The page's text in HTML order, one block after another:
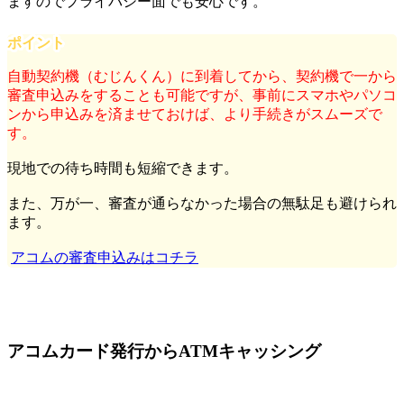
ポイント
自動契約機（むじんくん）に到着してから、契約機で一から
審査申込みをすることも可能ですが、事前にスマホやパソコ
ンから申込みを済ませておけば、より手続きがスムーズで
す。
現地での待ち時間も短縮できます。
また、万が一、審査が通らなかった場合の無駄足も避けられ
ます。
アコムの審査申込みはコチラ
アコムカード発行からATMキャッシング